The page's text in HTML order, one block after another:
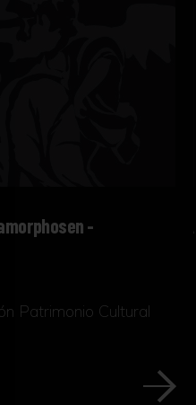
-
Patrimonio Cultural